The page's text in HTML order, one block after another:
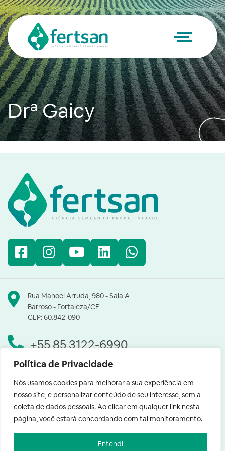
Política de Privacidade
Nós usamos cookies para melhorar a sua experiência em
nosso site, e personalizar conteúdo de seu interesse, sem a
coleta de dados pessoais. Ao clicar em qualquer link nesta
página, você estará concordando com tal monitoramento.
Entendi
Drª Gaicy
Facebook
Instagram
YouTube
LinkedInWhatsApp
Rua Manoel Arruda, 980 - Sala A
Barroso - Fortaleza/CE
CEP: 60.842-090
+55 85 3122-6990
contato@fertsan.com.br